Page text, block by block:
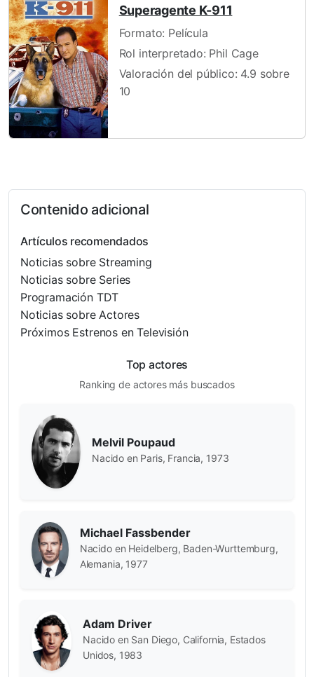
Superagente K-911
Formato: Película
Rol interpretado: Phil Cage
Valoración del público: 4.9 sobre
10
Contenido adicional
Artículos recomendados
Noticias sobre Streaming
Noticias sobre Series
Programación TDT
Noticias sobre Actores
Próximos Estrenos en Televisión
Top actores
Ranking de actores más buscados
Melvil Poupaud
Nacido en Paris, Francia, 1973
Michael Fassbender
Nacido en Heidelberg, Baden-Wurttemburg,
Alemania, 1977
Adam Driver
Nacido en San Diego, California, Estados
Unidos, 1983